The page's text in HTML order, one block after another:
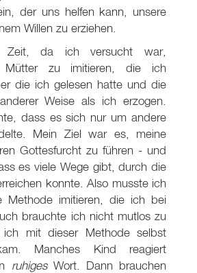
der uns helfen kann, unsere
Willen zu erziehen.
da ich versucht war,
Mütter zu imitieren, die ich
die ich gelesen hatte und die
Weise als ich erzogen.
dass es sich nur um andere
Mein Ziel war es, meine
Gottesfurcht zu führen - und
es viele Wege gibt, durch die
konnte. Also musste ich
Methode imitieren, die ich bei
brauchte ich nicht mutlos zu
mit dieser Methode selbst
Manches Kind reagiert
ruhiges Wort. Dann brauchen